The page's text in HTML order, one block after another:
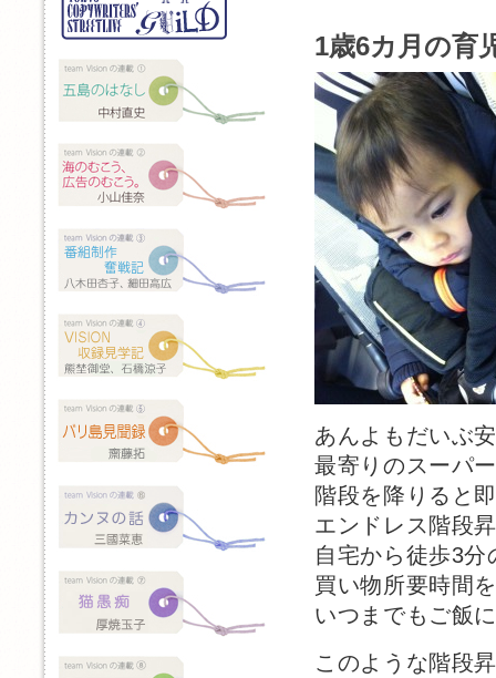
1歳6カ月の育
あんよもだいぶ
最寄りのスーパ
階段を降りると
エンドレス階段
自宅から徒歩3
買い物所要時間
いつまでもご飯
このような階段